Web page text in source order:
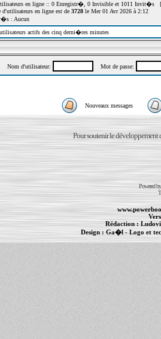
en ligne :: 0 Enregistr�, 0 Invisible et 1011 Invit�s
d'utilisateurs en ligne est de 3728le Mer 01 Avr 2026 à 2:12
: Aucun
actifs des cinq derni�res minutes
Nom d'utilisateur: Mot de passe:
Nouveaux messages
Pour soutenir le développement
Powered
Rédaction :
Design : Ga�l- Logo et